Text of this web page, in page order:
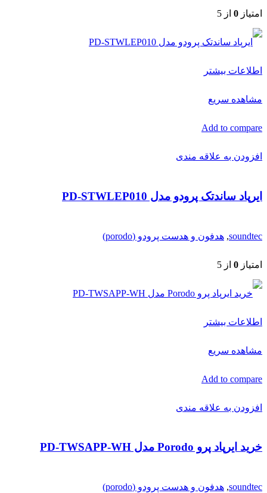
امتیاز 0 از 5
اطلاعات بیشتر
مشاهده سریع
Add to compare
افزودن به علاقه مندی
ایرپاد ساندتک پرودو مدل PD-STWLEP010
soundtec
, هدفون و هدست پرودو (porodo)
امتیاز 0 از 5
اطلاعات بیشتر
مشاهده سریع
Add to compare
افزودن به علاقه مندی
خرید ایرپاد پرو Porodo مدل PD-TWSAPP-WH
soundtec
, هدفون و هدست پرودو (porodo)